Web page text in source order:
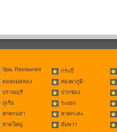
Spa, Restaurant กระบี่
ดอยแม่สลอง ทองผาภูมิ
ปราณบุรี ปากช่อง
ภูเรือ ระยอง
หาดกมลา หาดกะตะ
หาดใหญ่ อัมพวา